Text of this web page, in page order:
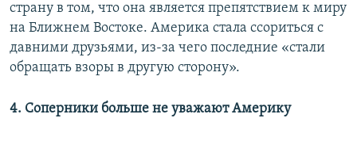
страну в том, что она является препятствием к миру
на Ближнем Востоке. Америка стала ссориться с
давними друзьями, из-за чего последние «стали
обращать взоры в другую сторону».
4. Соперники больше не уважают Америку